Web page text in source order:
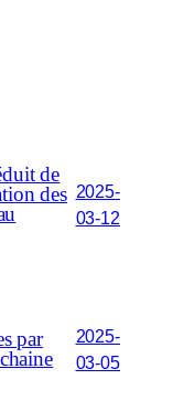
de
des 2025-
03-12
par
2025-
03-05